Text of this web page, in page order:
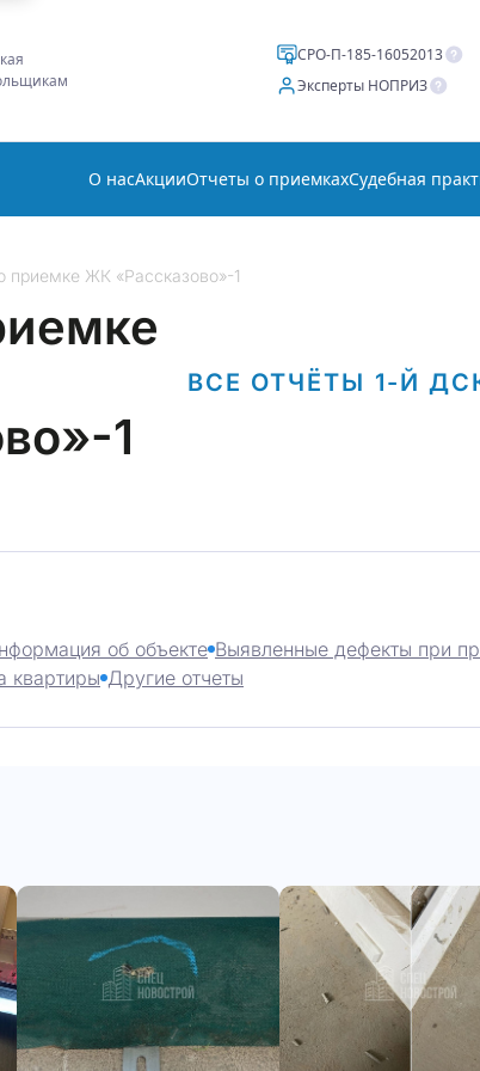
СРО-П-185-16052013
Эксперты НОПРИЗ
О насАкцииОтчеты о приемкахСудебная
приемке ЖК «Рассказово»-1
1
ВСЕ ОТЧЁТЫ 1-Й
об объекте Выявленные дефекты при
квартиры Другие отчеты